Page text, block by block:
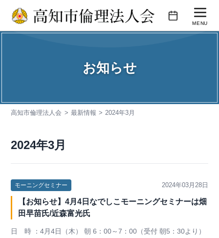
テ
キ
MENU
入会のご案内
お問い合わせ
お知らせ
高知市倫理法人会 最新情報 2024年3月
2024年3月
モーニングセミナー 2024年03月28日
【お知らせ】4月4日なでしこモーニングセミナーは畑
田早苗氏/近森富光氏
日 時 ：4月4日（木） 朝 6：00～7：00（受付 朝5：30より）